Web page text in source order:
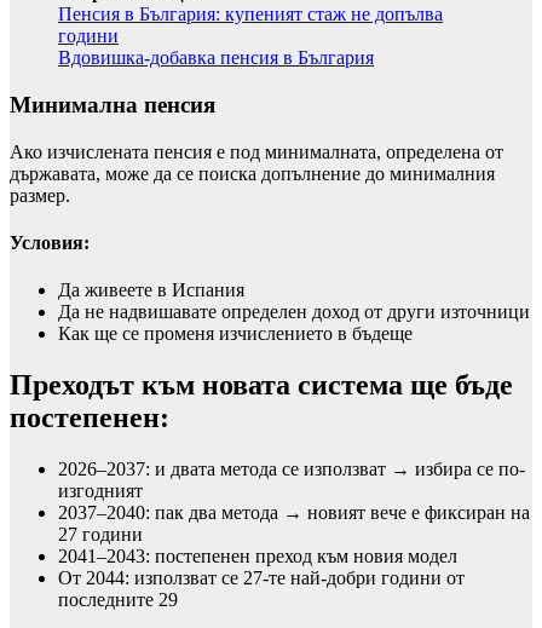
Пенсия в България: купеният стаж не допълва
години
Вдовишка-добавка пенсия в България
Минимална пенсия
Ако изчислената пенсия е под минималната, определена от
държавата, може да се поиска допълнение до минималния
размер.
Условия:
Да живеете в Испания
Да не надвишавате определен доход от други източници
Как ще се променя изчислението в бъдеще
Преходът към новата система ще бъде
постепенен:
2026–2037: и двата метода се използват → избира се по-
изгодният
2037–2040: пак два метода → новият вече е фиксиран на
27 години
2041–2043: постепенен преход към новия модел
От 2044: използват се 27-те най-добри години от
последните 29